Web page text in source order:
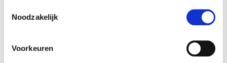
Noodzakelijk
Voorkeuren
fysiotherapeut om klachten in uw lichaam op te
sporen. Met echografisch onderzoek zijn we in staat
beeld te